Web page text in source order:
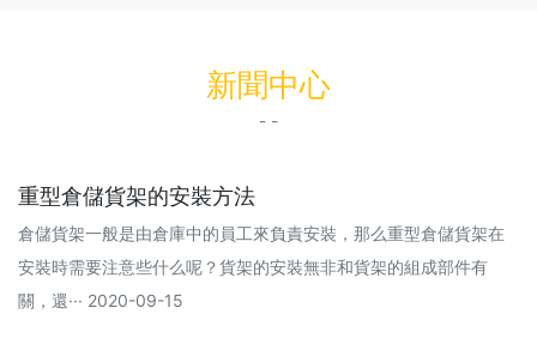
新聞中心
- -
重型倉儲貨架的安裝方法
倉儲貨架一般是由倉庫中的員工來負責安裝，那么重型倉儲貨架在
安裝時需要注意些什么呢？貨架的安裝無非和貨架的組成部件有
關，還··· 2020-09-15